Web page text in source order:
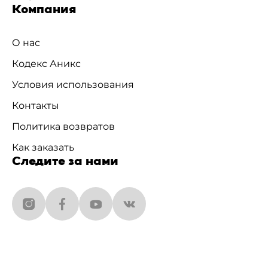
Компания
О нас
Кодекс Аникс
Условия использования
Контакты
Политика возвратов
Как заказать
Следите за нами